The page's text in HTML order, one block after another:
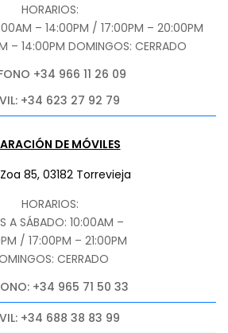
HORARIOS:
– 14:00PM / 17:00PM – 20:00PM
– 14:00PM DOMINGOS: CERRADO
+34 966 11 26 09
+34 623 27 92 79
DE MÓVILES
85, 03182 Torrevieja
HORARIOS:
A SÁBADO: 10:00AM –
/ 17:00PM – 21:00PM
CERRADO
+34 965 71 50 33
+34 688 38 83 99